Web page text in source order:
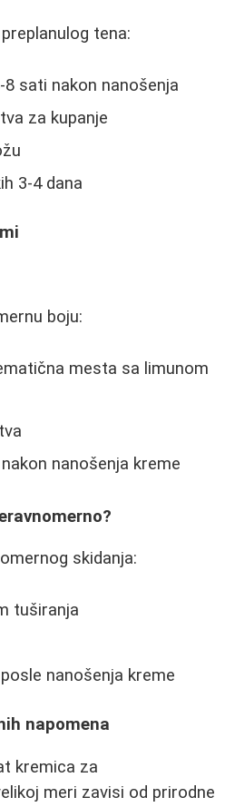
tena:
sati nakon nanošenja
za kupanje
3-4 dana
boju:
mesta sa limunom
nanošenja kreme
skidanja:
tuširanja
nanošenja kreme
napomena
kremica za
meri zavisi od prirodne